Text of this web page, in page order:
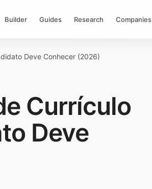
Builder Guides Research Companies
Deve Conhecer (2026)
Currículo
Deve